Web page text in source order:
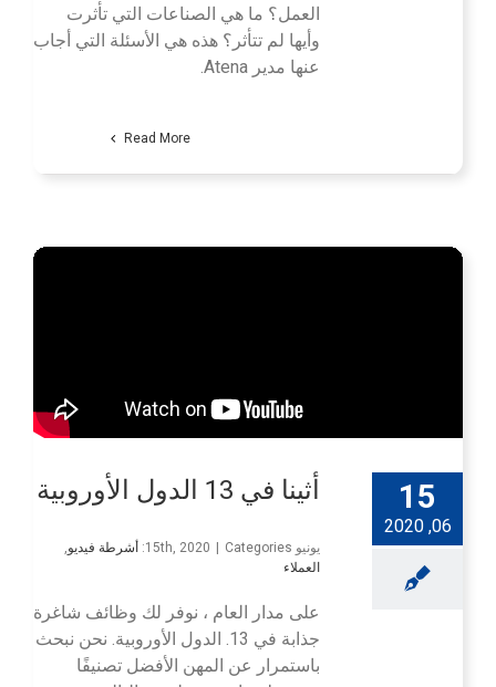
العمل؟ ما هي الصناعات التي تأثرت
وأيها لم تتأثر؟ هذه هي الأسئلة التي أجاب
عنها مدير Atena.
Read More
15
06, 2020
أثينا في 13 الدول الأوروبية
يونيو 15th, 2020 Categories: أشرطة فيديو,
العملاء
على مدار العام ، نوفر لك وظائف شاغرة
جذابة في 13. الدول الأوروبية. نحن نبحث
باستمرار عن المهن الأفضل تصنيفًا